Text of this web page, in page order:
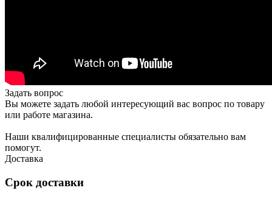
Задать вопрос
Вы можете задать любой интересующий вас вопрос по товару
или работе магазина.
Наши квалифицированные специалисты обязательно вам
помогут.
Доставка
Срок доставки